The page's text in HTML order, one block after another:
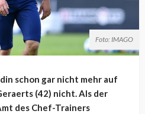
Foto: IMAGO
schon gar nicht mehr auf
(42) nicht. Als der
des Chef-Trainers